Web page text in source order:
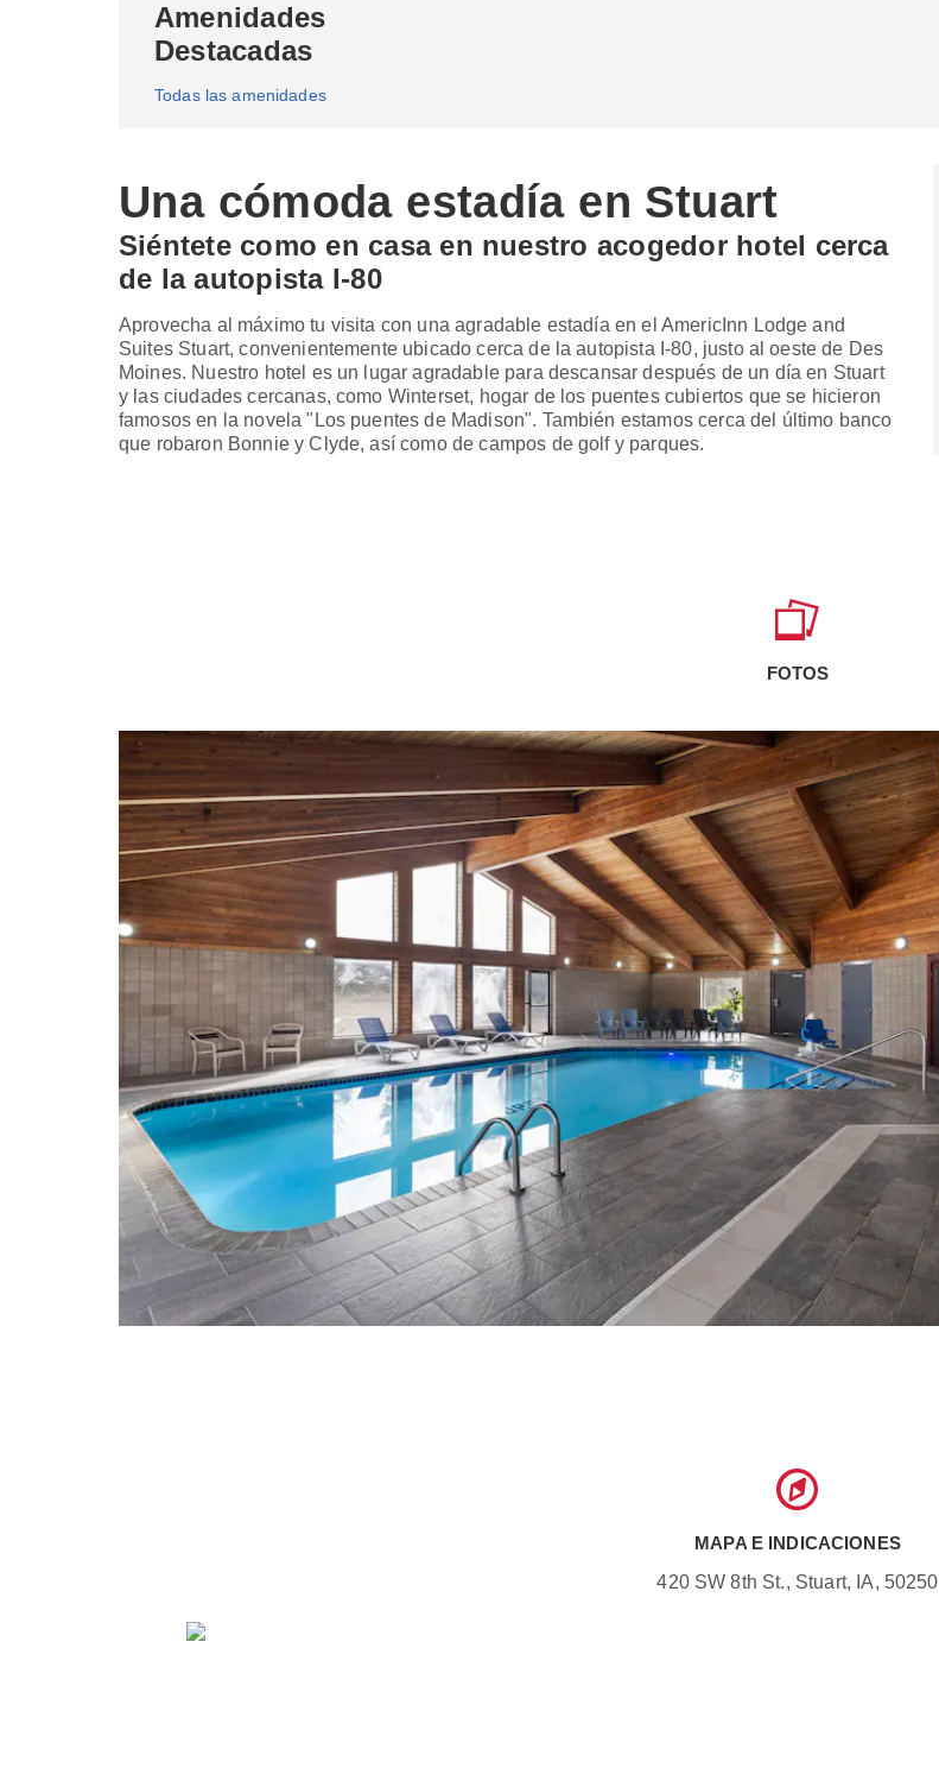
Amenidades
Destacadas
Todas las amenidades
Una cómoda estadía en Stuart
Siéntete como en casa en nuestro acogedor hotel cerca
de la autopista I-80
Aprovecha al máximo tu visita con una agradable estadía en el AmericInn Lodge and
Suites Stuart, convenientemente ubicado cerca de la autopista I-80, justo al oeste de Des
Moines. Nuestro hotel es un lugar agradable para descansar después de un día en Stuart
y las ciudades cercanas, como Winterset, hogar de los puentes cubiertos que se hicieron
famosos en la novela "Los puentes de Madison". También estamos cerca del último banco
que robaron Bonnie y Clyde, así como de campos de golf y parques.
FOTOS
MAPA E INDICACIONES
420 SW 8th St., Stuart, IA, 50250